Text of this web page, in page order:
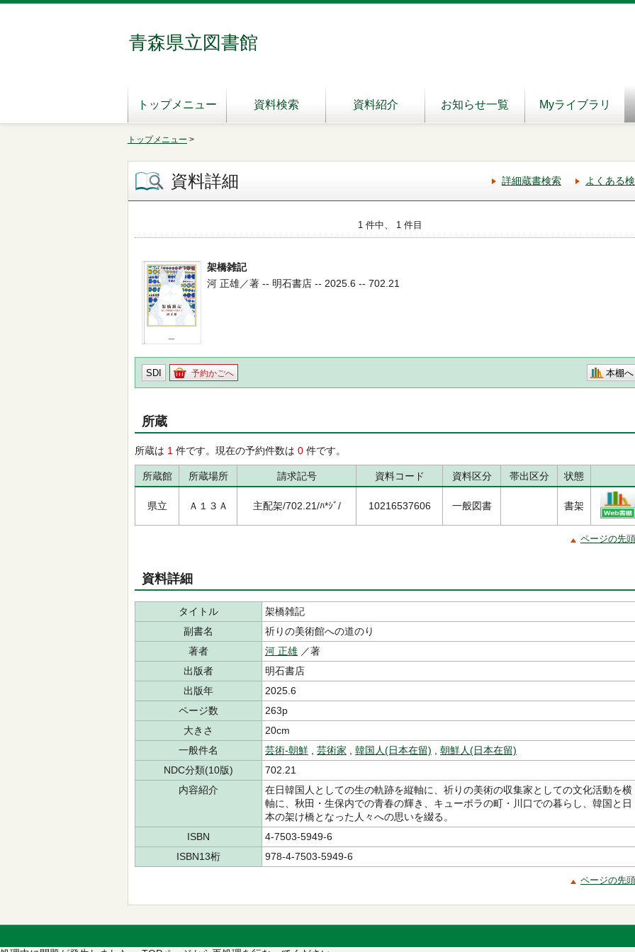
青森県立図書館
トップメニュー 資料検索 資料紹介 お知らせ一覧 Myライブラリ
トップメニュー >
資料詳細 詳細蔵書検索 よくある
1 件中、 1 件目
架橋雑記
河 正雄／著 -- 明石書店 -- 2025.6 -- 702.21
SDI 予約かごへ 本棚へ
所蔵
所蔵は 1 件です。現在の予約件数は 0 件です。
所蔵館 所蔵場所 請求記号 資料コード 資料区分 帯出区分 状態
県立 Ａ１３Ａ 主配架/702.21/ﾊ*ｼﾞ/ 10216537606 一般図書 書架
ページの先
資料詳細
タイトル
架橋雑記
副書名
祈りの美術館への道のり
著者
河 正雄 ／著
出版者
明石書店
出版年
2025.6
ページ数
263p
大きさ
20cm
一般件名
芸術-朝鮮 芸術家 韓国人(日本在留)
朝鮮人(日本在留)
NDC分類(10版)
702.21
内容紹介
在日韓国人としての生の軌跡を縦軸に、祈りの美術の収集家としての文化活動を横
軸に、秋田・生保内での青春の輝き、キューポラの町・川口での暮らし、韓国と日
本の架け橋となった人々への思いを綴る。
ISBN
4-7503-5949-6
ISBN13桁
978-4-7503-5949-6
ページの先